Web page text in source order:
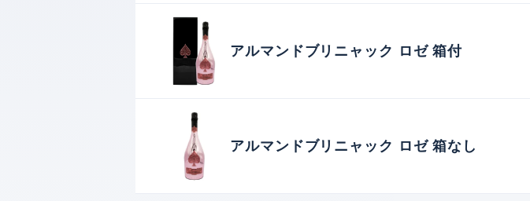
アルマンドブリニャック ロゼ 箱付
アルマンドブリニャック ロゼ 箱なし